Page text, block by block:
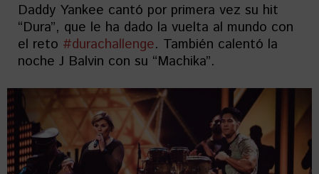
Daddy Yankee cantó por primera vez su hit
“Dura”, que le ha dado la vuelta al mundo con
el reto #durachallenge. También calentó la
noche J Balvin con su “Machika”.